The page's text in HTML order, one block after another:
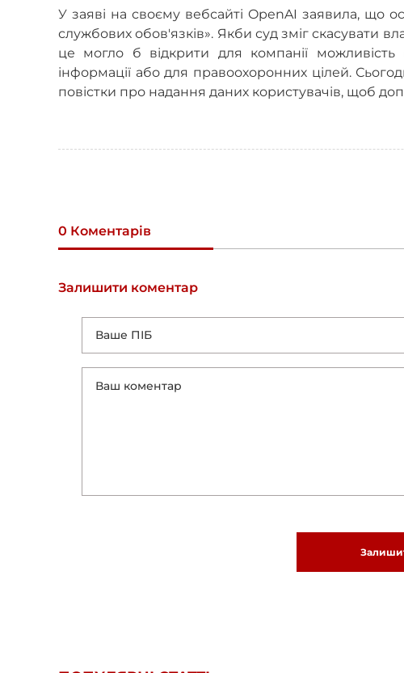
У заяві на своєму вебсайті OpenAI заявила, що
службових обов'язків». Якби суд зміг скасувати
це могло б відкрити для компанії
інформації або для правоохоронних цілей.
повістки про надання даних користувачів, щоб
0 Коментарів
Залишити коментар